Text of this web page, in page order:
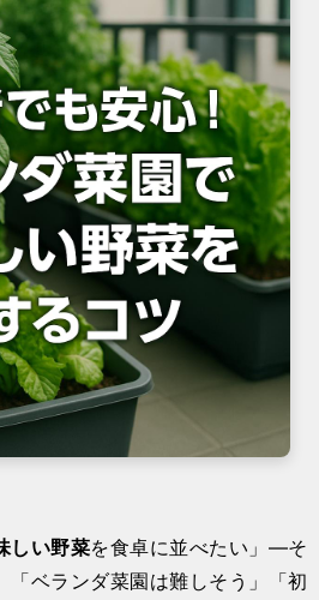
しい野菜を食卓に並べたい」—そ
「ベランダ菜園は難しそう」「初